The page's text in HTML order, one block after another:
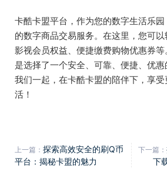
卡酷卡盟平台，作为您的数字生活乐
的数字商品交易服务。在这里，您可
影视会员权益、便捷缴费购物优惠券
是选择了一个安全、可靠、便捷、优
我们一起，在卡酷卡盟的陪伴下，享
活！
上一篇： 探索高效安全的刷Q币
平台：揭秘卡盟的魅力
下一篇：
下